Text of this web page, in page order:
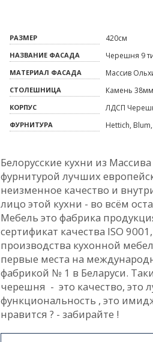
РАЗМЕР 420см
НАЗВАНИЕ ФАСАДА Черешня 9
МАТЕРИАЛ ФАСАДА Массив
СТОЛЕШНИЦА Камень 38мм
КОРПУС ЛДСП
ФУРНИТУРА Hettich, Blum,
Белорусские кухни из
фурнитурой лучших
неизменное качество и
лицо этой кухни - во всём
Мебель это фабрика
сертификат качества ISO
производства кухонной
первые места на
фабрикой № 1 в Беларуси.
черешня - это качество, это
функциональность , это
нравится ? - забирайте !